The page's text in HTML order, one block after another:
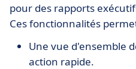
pour des rapports
Ces fonctionnalités
Une vue d'ensemble
action rapide.